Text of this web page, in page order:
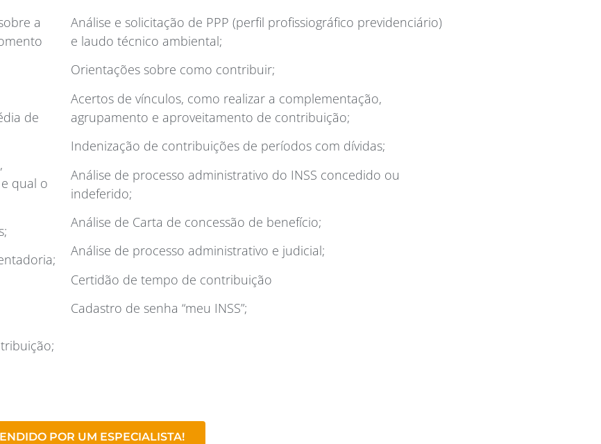
a
de
qual o
Análise e solicitação de PPP (perfil profissiográfico previdenciário)
e laudo técnico ambiental;
Orientações sobre como contribuir;
Acertos de vínculos, como realizar a complementação,
agrupamento e aproveitamento de contribuição;
Indenização de contribuições de períodos com dívidas;
Análise de processo administrativo do INSS concedido ou
indeferido;
Análise de Carta de concessão de benefício;
Análise de processo administrativo e judicial;
Certidão de tempo de contribuição
Cadastro de senha “meu INSS”;
POR UM ESPECIALISTA!